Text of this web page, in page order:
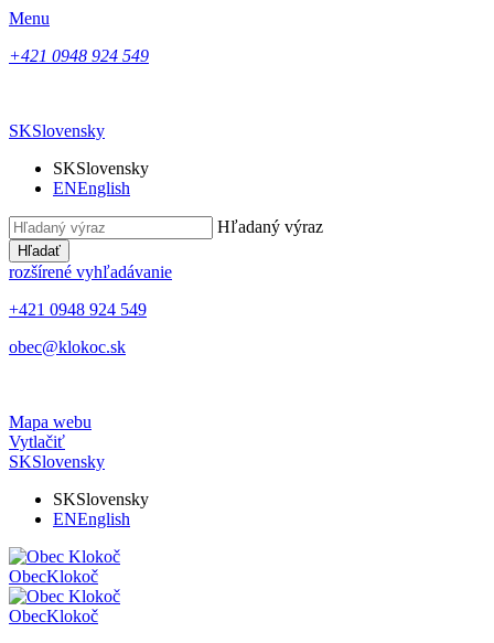
Menu
+421 0948 924 549
SKSlovensky
SKSlovensky
ENEnglish
Hľadaný výraz
Hľadať
rozšírené vyhľadávanie
+421 0948 924 549
obec@klokoc.sk
Mapa webu
Vytlačiť
SKSlovensky
SKSlovensky
ENEnglish
ObecKlokoč
ObecKlokoč